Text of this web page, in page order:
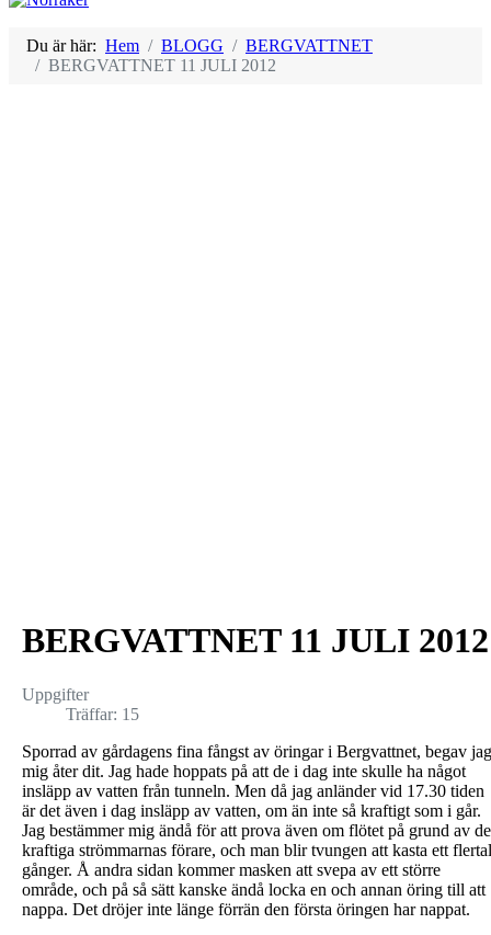
Du är här: Hem BLOGG
BERGVATTNET
BERGVATTNET 11 JULI 2012
BERGVATTNET 11 JULI 2012
Uppgifter
Träffar: 15
Sporrad av gårdagens fina fångst av öringar i Bergvattnet, begav jag
mig åter dit. Jag hade hoppats på att de i dag inte skulle ha något
insläpp av vatten från tunneln. Men då jag anländer vid 17.30 tiden
är det även i dag insläpp av vatten, om än inte så kraftigt som i går.
Jag bestämmer mig ändå för att prova även om flötet på grund av de
kraftiga strömmarnas förare, och man blir tvungen att kasta ett flertal
gånger. Å andra sidan kommer masken att svepa av ett större
område, och på så sätt kanske ändå locka en och annan öring till att
nappa. Det dröjer inte länge förrän den första öringen har nappat.